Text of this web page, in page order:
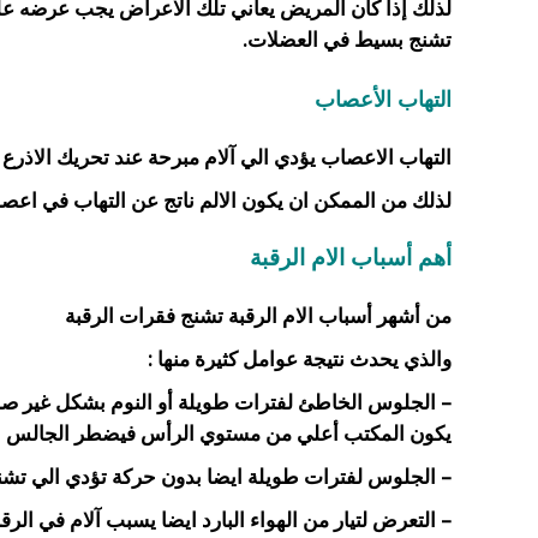
لذلك إذا كان المريض يعاني تلك الاعراض يجب عرضه
تشنج بسيط في العضلات.
التهاب الأعصاب
التهاب الاعصاب يؤدي الي آلام مبرحة عند تحريك الاذرع
لذلك من الممكن ان يكون الالم ناتج عن التهاب في
أهم أسباب الام الرقبة
من أشهر أسباب الام الرقبة تشنج فقرات الرقبة
والذي يحدث نتيجة عوامل كثيرة منها :
– الجلوس الخاطئ لفترات طويلة أو النوم بشكل
يكون المكتب أعلي من مستوي الرأس فيضطر الجالس
– الجلوس لفترات طويلة ايضا بدون حركة تؤدي الي
– التعرض لتيار من الهواء البارد ايضا يسبب آلام في